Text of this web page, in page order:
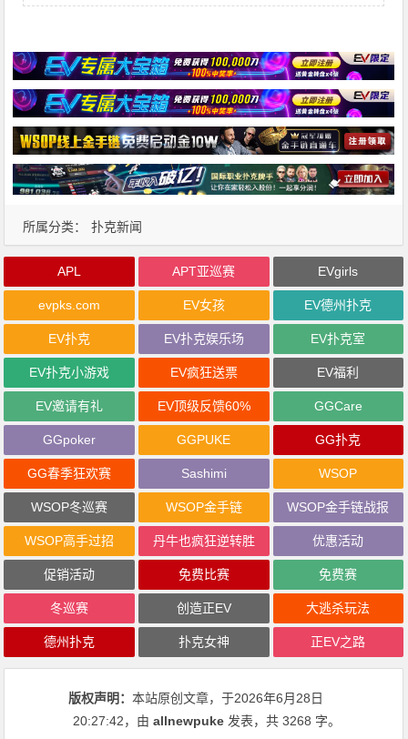
所属分类： 扑克新闻
APL APT亚巡赛 EVgirls
evpks.com EV女孩 EV德州扑克
EV扑克 EV扑克娱乐场 EV扑克室
EV扑克小游戏 EV疯狂送票 EV福利
EV邀请有礼 EV顶级反馈60% GGCare
GGpoker GGPUKE GG扑克
GG春季狂欢赛 Sashimi WSOP
WSOP冬巡赛 WSOP金手链 WSOP金手链战报
WSOP高手过招 丹牛也疯狂逆转胜 优惠活动
促销活动 免费比赛 免费赛
冬巡赛 创造正EV 大逃杀玩法
德州扑克 扑克女神 正EV之路
版权声明：本站原创文章，于2026年6月28日
20:27:42，由allnewpuke 发表，共 3268 字。